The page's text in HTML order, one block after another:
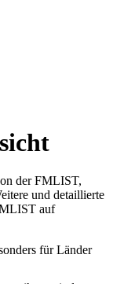
der FMLIST,
und detaillierte
auf
für Länder